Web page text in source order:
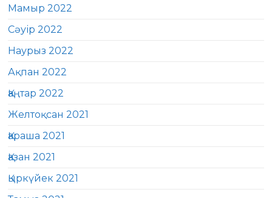
Мамыр 2022
Сәуір 2022
Наурыз 2022
Ақпан 2022
Қаңтар 2022
Желтоқсан 2021
Қараша 2021
Қазан 2021
Қыркүйек 2021